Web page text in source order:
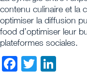
contenu culinaire et la
optimiser la diffusion
food d’optimiser leur
plateformes sociales.
Facebook
Twitter